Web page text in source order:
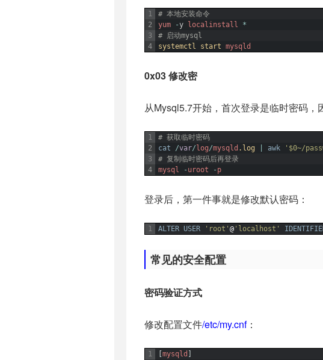
1
2
3
4
# 本地安装命令
yum
-y localinstall
*
# 启动mysql
systemctl start mysqld
0x03 修改密
从Mysql5.7开始，首次登录是临时密码，
1
2
3
4
# 获取临时密码
cat
/var/ log/mysqld .log awk
'$0~/
# 复制临时密码后再登录
mysql
-uroot -p
登录后，第一件事就是修改默认密码：
1 ALTER USER 'root' @ 'localhost'
常见的安全配置
密码验证方式
修改配置文件/etc/my.cnf：
1
mysqld